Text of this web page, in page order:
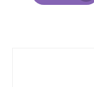
Email